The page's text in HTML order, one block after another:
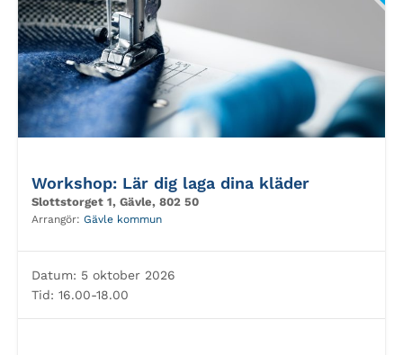
Workshop: Lär dig laga dina kläder
Slottstorget 1, Gävle, 802 50
Arrangör: Gävle kommun
Datum: 5 oktober 2026
Tid: 16.00-18.00